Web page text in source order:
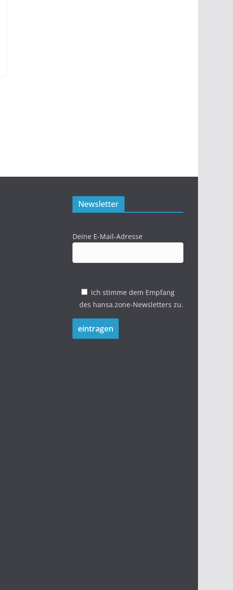
Newsletter
Deine E-Mail-Adresse
Ich stimme dem Empfang
des hansa.zone-Newsletters zu.